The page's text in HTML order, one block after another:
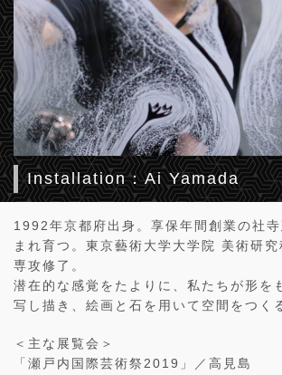
Installation：Ai Yamada
1992年京都府出身。享保年間創業の社
まれ育つ。東京藝術大学大学院 美術研
専攻修了。
潜在的な感覚をたよりに、私たちが形を
写し描き、絵画と石を用いて空間をつく
＜主な展覧会＞
「瀬戸内国際芸術祭2019」／高見島